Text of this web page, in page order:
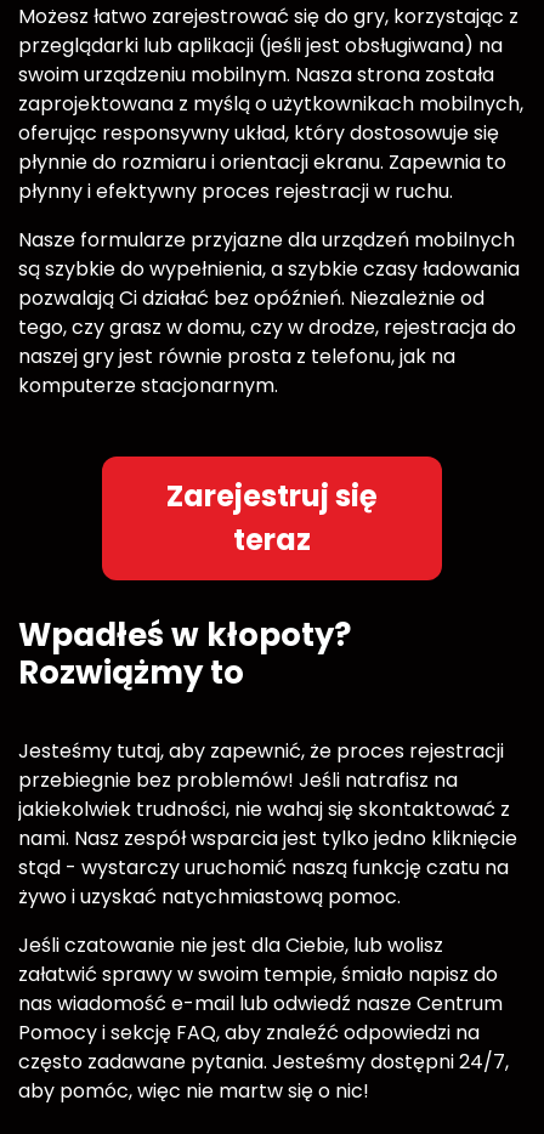
Możesz łatwo zarejestrować się do gry, korzystając z
przeglądarki lub aplikacji (jeśli jest obsługiwana) na
swoim urządzeniu mobilnym. Nasza strona została
zaprojektowana z myślą o użytkownikach mobilnych,
oferując responsywny układ, który dostosowuje się
płynnie do rozmiaru i orientacji ekranu. Zapewnia to
płynny i efektywny proces rejestracji w ruchu.
Nasze formularze przyjazne dla urządzeń mobilnych
są szybkie do wypełnienia, a szybkie czasy ładowania
pozwalają Ci działać bez opóźnień. Niezależnie od
tego, czy grasz w domu, czy w drodze, rejestracja do
naszej gry jest równie prosta z telefonu, jak na
komputerze stacjonarnym.
Zarejestruj się
teraz
Wpadłeś w kłopoty?
Rozwiążmy to
Jesteśmy tutaj, aby zapewnić, że proces rejestracji
przebiegnie bez problemów! Jeśli natrafisz na
jakiekolwiek trudności, nie wahaj się skontaktować z
nami. Nasz zespół wsparcia jest tylko jedno kliknięcie
stąd - wystarczy uruchomić naszą funkcję czatu na
żywo i uzyskać natychmiastową pomoc.
Jeśli czatowanie nie jest dla Ciebie, lub wolisz
załatwić sprawy w swoim tempie, śmiało napisz do
nas wiadomość e-mail lub odwiedź nasze Centrum
Pomocy i sekcję FAQ, aby znaleźć odpowiedzi na
często zadawane pytania. Jesteśmy dostępni 24/7,
aby pomóc, więc nie martw się o nic!